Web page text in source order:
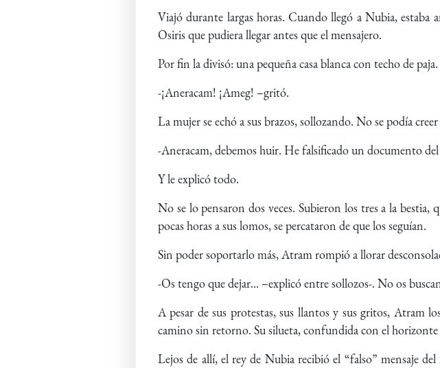
Viajó durante largas horas. Cuando llegó a Nubia, estaba
Osiris que pudiera llegar antes que el mensajero.
Por fin la divisó: una pequeña casa blanca con techo de
-¡Aneracam! ¡Ameg! –gritó.
La mujer se echó a sus brazos, sollozando. No se podía
-Aneracam, debemos huir. He falsificado un documento
Y le explicó todo.
No se lo pensaron dos veces. Subieron los tres a la
pocas horas a sus lomos, se percataron de que los seguían.
Sin poder soportarlo más, Atram rompió a llorar
-Os tengo que dejar... –explicó entre sollozos-. No os
A pesar de sus protestas, sus llantos y sus gritos, Atram
camino sin retorno. Su silueta, confundida con el
Lejos de allí, el rey de Nubia recibió el “falso” mensaje